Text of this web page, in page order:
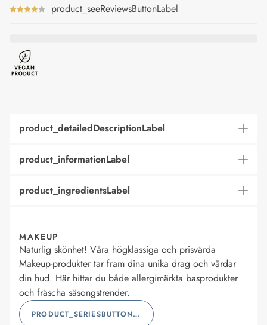
product_seeReviewsButtonLabel
product_detailedDescriptionLabel
product_informationLabel
product_ingredientsLabel
MAKEUP
Naturlig skönhet! Våra högklassiga och prisvärda
Makeup-produkter tar fram dina unika drag och vårdar
din hud. Här hittar du både allergimärkta basprodukter
och fräscha säsongstrender.
PRODUCT_SERIESBUTTONLABEL